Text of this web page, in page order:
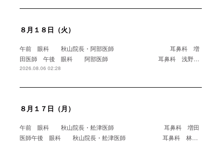
８月１８日（火）
午前 眼科 秋山院長・阿部医師 耳鼻科 増
田医師 午後 眼科 阿部医師 耳鼻科 浅野…
2026.08.06 02:28
８月１７日（月）
午前 眼科 秋山院長・舩津医師 耳鼻科 増田
医師午後 眼科 秋山院長・舩津医師 耳鼻科 林…